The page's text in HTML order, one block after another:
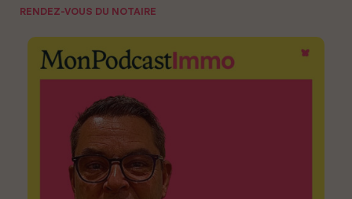
RENDEZ-VOUS DU NOTAIRE